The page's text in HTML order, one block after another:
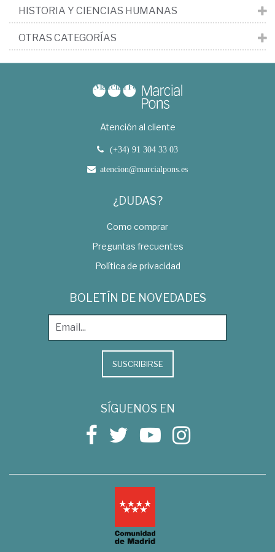
HISTORIA Y CIENCIAS HUMANAS
OTRAS CATEGORÍAS
Atención al cliente
(+34) 91 304 33 03
atencion@marcialpons.es
¿DUDAS?
Como comprar
Preguntas frecuentes
Política de privacidad
BOLETÍN DE NOVEDADES
SUSCRIBIRSE
SÍGUENOS EN